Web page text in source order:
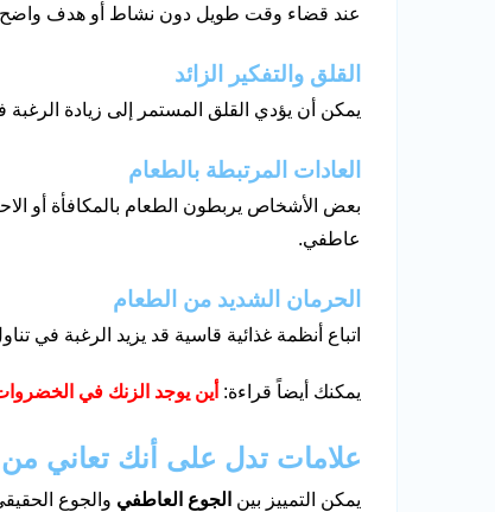
عند قضاء وقت طويل دون نشاط أو هدف واضح،
القلق والتفكير الزائد
يمكن أن يؤدي القلق المستمر إلى زيادة الرغبة
العادات المرتبطة بالطعام
بعض الأشخاص يربطون الطعام بالمكافأة أو
عاطفي.
الحرمان الشديد من الطعام
اتباع أنظمة غذائية قاسية قد يزيد الرغبة في
يمكنك أيضاً قراءة: أين يوجد الزنك في
علامات تدل على أنك تعاني
يمكن التمييز بين الجوع العاطفي والجوع